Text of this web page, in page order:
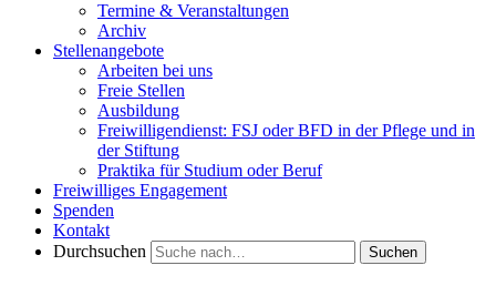
Termine & Veranstaltungen
Archiv
Stellenangebote
Arbeiten bei uns
Freie Stellen
Ausbildung
Freiwilligendienst: FSJ oder BFD in der Pflege und in
der Stiftung
Praktika für Studium oder Beruf
Freiwilliges Engagement
Spenden
Kontakt
Durchsuchen
Suchen